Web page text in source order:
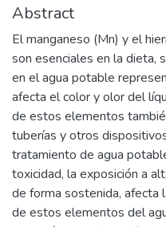
Abstract
El manganeso (Mn) y el
son esenciales en la dieta,
en el agua potable
afecta el color y olor del
de estos elementos
tuberías y otros
tratamiento de agua
toxicidad, la exposición a
de forma sostenida, afecta
de estos elementos del